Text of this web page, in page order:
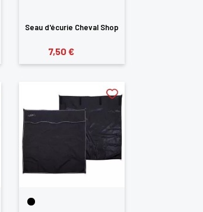
Seau d'écurie Cheval Shop
7,50 €